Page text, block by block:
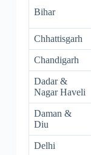
Bihar
Chhattisgarh
Chandigarh
Dadar &
Nagar Haveli
Daman &
Diu
Delhi